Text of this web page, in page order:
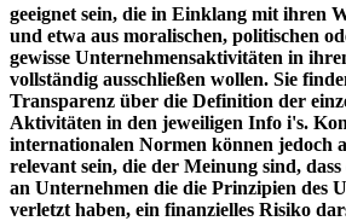
geeignet sein, die in Einklang mit ihren
und etwa aus moralischen, politischen
gewisse Unternehmensaktivitäten in
vollständig ausschließen wollen. Sie
Transparenz über die Definition der
Aktivitäten in den jeweiligen Info i's.
internationalen Normen können jedoch
relevant sein, die der Meinung sind,
an Unternehmen die die Prinzipien des
verletzt haben, ein finanzielles Risiko